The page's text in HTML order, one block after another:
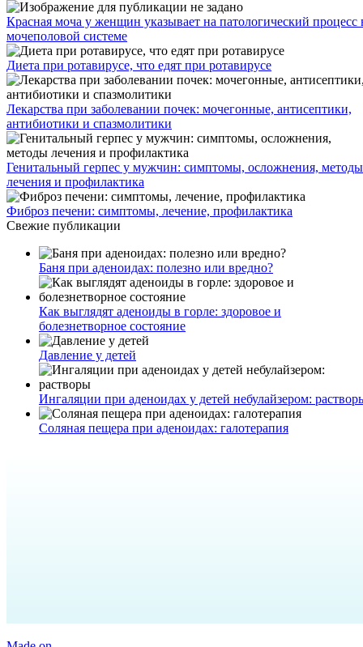
Красная моча у женщин указывает на патологический процесс
мочеполовой системе
Диета при ротавирусе, что едят при ротавирусе
Лекарства при заболевании почек: мочегонные, антисептики,
антибиотики и спазмолитики
Генитальный герпес у мужчин: симптомы, осложнения, методы
лечения и профилактика
Фиброз печени: симптомы, лечение, профилактика
Свежие публикации
Баня при аденоидах: полезно или вредно?
Как выглядят аденоиды в горле: здоровое и
болезнетворное состояние
Давление у детей
Ингаляции при аденоидах у детей небулайзером:
Соляная пещера при аденоидах: галотерапия